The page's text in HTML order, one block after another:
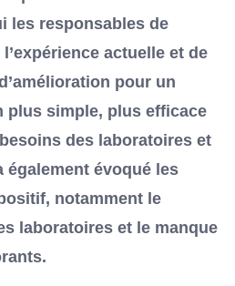
les responsables de
l’expérience actuelle et de
pour un
plus simple, plus efficace
des laboratoires et
également évoqué les
notamment le
laboratoires et le manque